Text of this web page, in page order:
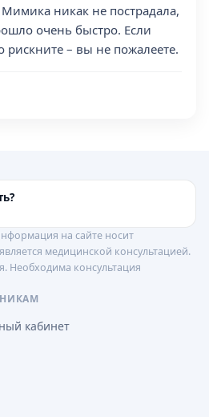
никак не пострадала,
очень быстро. Если
рискните – вы не пожалеете.
на сайте носит
медицинской консультацией.
Необходима консультация
кабинет